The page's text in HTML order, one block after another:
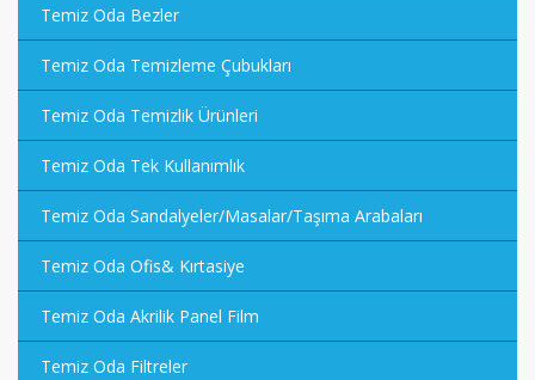
Temiz Oda Bezler
Temiz Oda Temizleme Çubukları
Temiz Oda Temizlik Ürünleri
Temiz Oda Tek Kullanımlık
Temiz Oda Sandalyeler/Masalar/Taşıma Arabaları
Temiz Oda Ofis& Kırtasiye
Temiz Oda Akrilik Panel Film
Temiz Oda Filtreler